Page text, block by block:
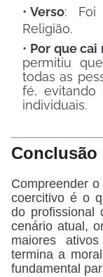
Verso: Foi
Religião.
Por que cai
permitiu
todas as
fé, evitando
individuais.
Conclusão
Compreender
coercitivo é o
do profissional
cenário atual,
maiores
termina a
fundamental